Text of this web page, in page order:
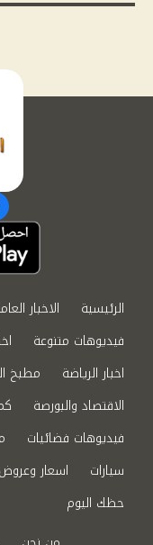
الرئيسية الاخبار
فيديوهات متنوعة
اخبار الرياضة
مطبخ
الاقتصاد والبورصة
فيديوهات فضائيات
سيارات
اسعار وعروض
حظك اليوم